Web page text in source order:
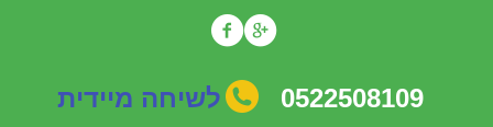
0522508109 לשיחה מיידית